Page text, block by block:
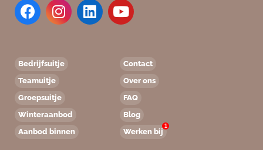
Bedrijfsuitje
Teamuitje
Groepsuitje
Winteraanbod
Aanbod binnen
Contact
Over ons
FAQ
Blog
Werken bij
1